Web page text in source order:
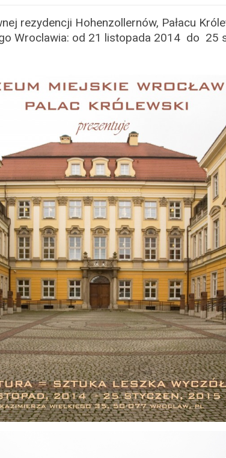
rezydencji Hohenzollernów, Pałacu
Wroclawia: od 21 listopada 2014 do 25